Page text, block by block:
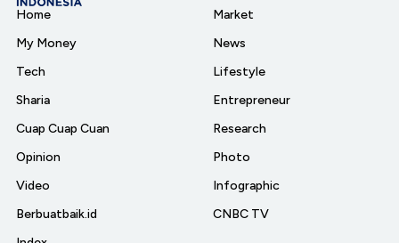
Home
My Money
Tech
Sharia
Cuap Cuap Cuan
Opinion
Video
Berbuatbaik.id
Market
News
Lifestyle
Entrepreneur
Research
Photo
Infographic
CNBC TV